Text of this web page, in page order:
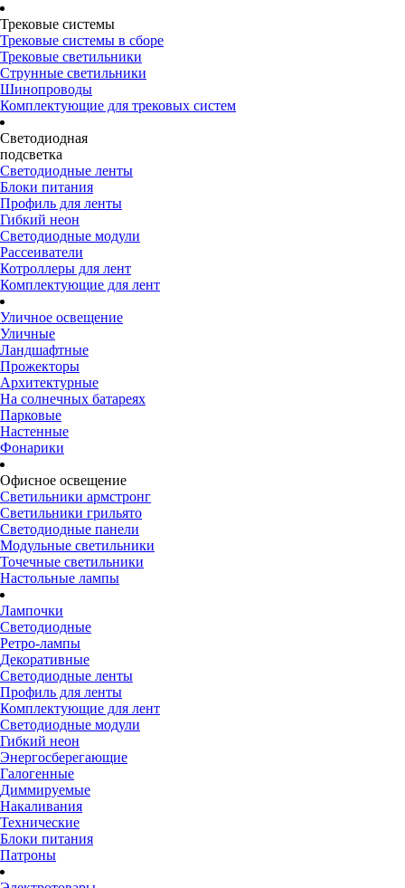
Трековые системы
Трековые системы в сборе
Трековые светильники
Струнные светильники
Шинопроводы
Комплектующие для трековых систем
Светодиодная
подсветка
Светодиодные ленты
Блоки питания
Профиль для ленты
Гибкий неон
Светодиодные модули
Рассеиватели
Котроллеры для лент
Комплектующие для лент
Уличное освещение
Уличные
Ландшафтные
Прожекторы
Архитектурные
На солнечных батареях
Парковые
Настенные
Фонарики
Офисное освещение
Светильники армстронг
Светильники грильято
Светодиодные панели
Модульные светильники
Точечные светильники
Настольные лампы
Лампочки
Светодиодные
Ретро-лампы
Декоративные
Светодиодные ленты
Профиль для ленты
Комплектующие для лент
Светодиодные модули
Гибкий неон
Энергосберегающие
Галогенные
Диммируемые
Накаливания
Технические
Блоки питания
Патроны